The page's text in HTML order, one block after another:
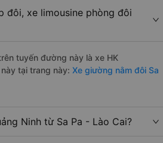
đôi, xe limousine phòng đôi
tuyến đường này là xe HK
tại trang này: Xe giường nằm đôi Sa
Ninh từ Sa Pa - Lào Cai?